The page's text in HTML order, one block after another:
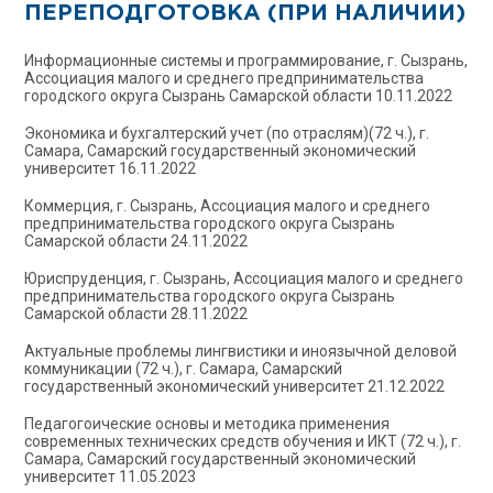
ПЕРЕПОДГОТОВКА (ПРИ НАЛИЧИИ)
Информационные системы и программирование, г. Сызрань,
Ассоциация малого и среднего предпринимательства
городского округа Сызрань Самарской области 10.11.2022
Экономика и бухгалтерский учет (по отраслям)(72 ч.), г.
Самара, Самарский государственный экономический
университет 16.11.2022
Коммерция, г. Сызрань, Ассоциация малого и среднего
предпринимательства городского округа Сызрань
Самарской области 24.11.2022
Юриспруденция, г. Сызрань, Ассоциация малого и среднего
предпринимательства городского округа Сызрань
Самарской области 28.11.2022
Актуальные проблемы лингвистики и иноязычной деловой
коммуникации (72 ч.), г. Самара, Самарский
государственный экономический университет 21.12.2022
Педагогоические основы и методика применения
современных технических средств обучения и ИКТ (72 ч.), г.
Самара, Самарский государственный экономический
университет 11.05.2023